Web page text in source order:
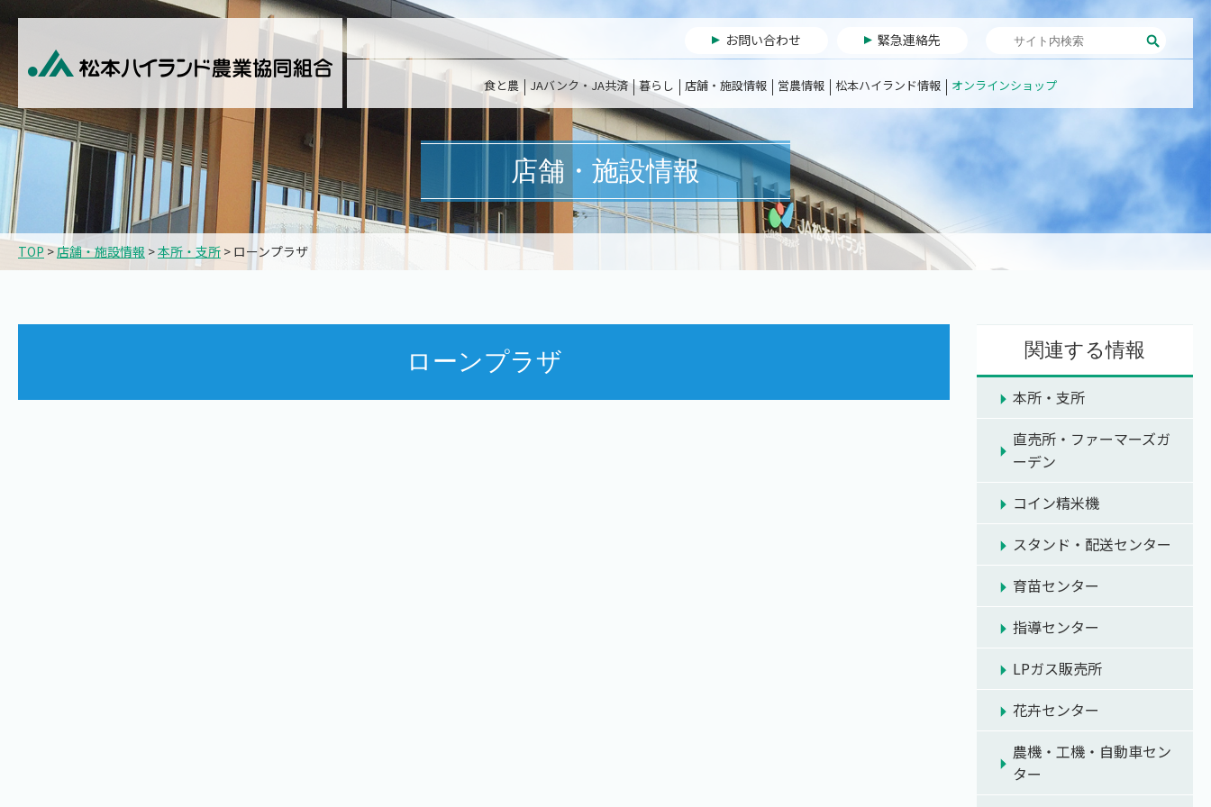
お問い合わせ 緊急連絡先
食と農 JAバンク・JA共済 暮らし 店舗・施設情報 営農情報 松本ハイランド情報 オンラインショップ
店舗・施設情報
TOP >店舗・施設情報 >本所・支所 > ローンプラザ
ローンプラザ 関連する情報
本所・支所
直売所・ファーマーズガ
ーデン
コイン精米機
スタンド・配送センター
育苗センター
指導センター
LPガス販売所
花卉センター
農機・工機・自動車セン
ター